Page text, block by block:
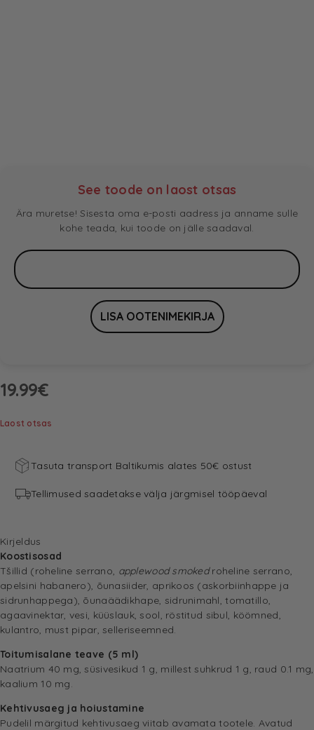
See toode on laost otsas
Ära muretse! Sisesta oma e-posti aadress ja anname sulle
kohe teada, kui toode on jälle saadaval.
19.99€
Laost otsas
Tasuta transport Baltikumis alates 50€ ostust
Tellimused saadetakse välja järgmisel tööpäeval
Kirjeldus
Koostisosad
Tšillid (roheline serrano, applewood smokedroheline serrano,
apelsini habanero), õunasiider, aprikoos (askorbiinhappe ja
sidrunhappega), õunaäädikhape, sidrunimahl, tomatillo,
agaavinektar, vesi, küüslauk, sool, röstitud sibul, köömned,
kulantro, must pipar, selleriseemned.
Toitumisalane teave (5 ml)
Naatrium 40 mg, süsivesikud 1 g, millest suhkrud 1 g, raud 0.1 mg,
kaalium 10 mg.
Kehtivusaeg ja hoiustamine
Pudelil märgitud kehtivusaeg viitab avamata tootele. Avatud